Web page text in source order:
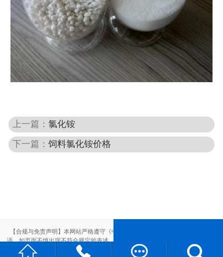
上一篇：氯化铵
下一篇：饲料氯化铵价格
   
【合规与免责声明】本网站严格遵守《中华人民共和国广告法》，尽力规范用
语。如页面不慎出现不符合规定的表述，敬请联系我们，将立即更正；相关内容
仅供参考，不构成交易依据。